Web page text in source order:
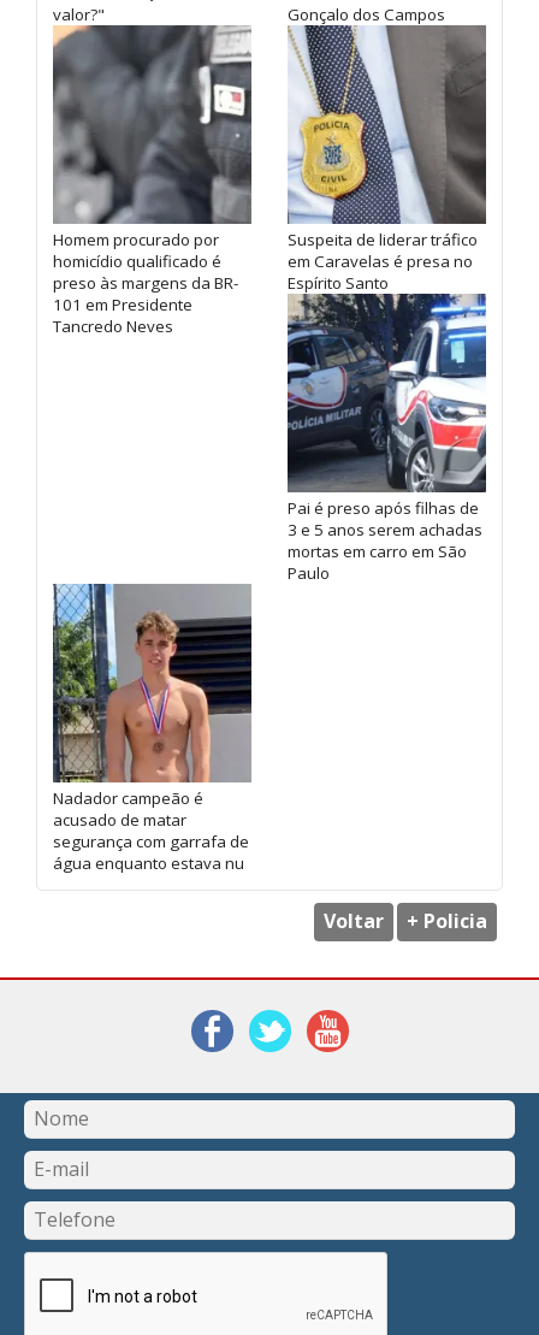
valor?"
Gonçalo dos Campos
Homem procurado por
homicídio qualificado é
preso às margens da BR-
101 em Presidente
Tancredo Neves
Suspeita de liderar tráfico
em Caravelas é presa no
Espírito Santo
Pai é preso após filhas de
3 e 5 anos serem achadas
mortas em carro em São
Paulo
Nadador campeão é
acusado de matar
segurança com garrafa de
água enquanto estava nu
Voltar + Policia